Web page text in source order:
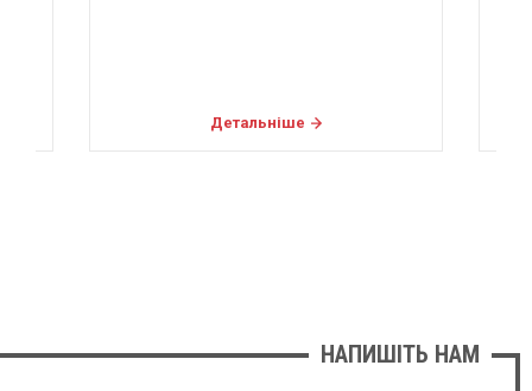
Детальніше
НАПИШІТЬ НАМ